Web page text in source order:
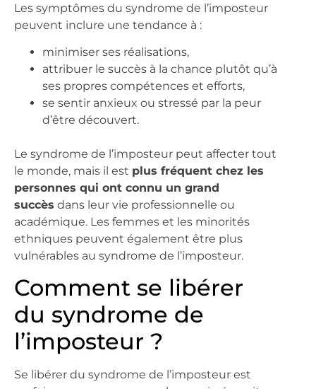
Les symptômes du syndrome de l’imposteur
peuvent inclure une tendance à :
minimiser ses réalisations,
attribuer le succès à la chance plutôt qu’à
ses propres compétences et efforts,
se sentir anxieux ou stressé par la peur
d’être découvert.
Le syndrome de l’imposteur peut affecter tout
le monde, mais il est plus fréquent chez les
personnes qui ont connu un grand
succès dans leur vie professionnelle ou
académique. Les femmes et les minorités
ethniques peuvent également être plus
vulnérables au syndrome de l’imposteur.
Comment se libérer
du syndrome de
l’imposteur ?
Se libérer du syndrome de l’imposteur est